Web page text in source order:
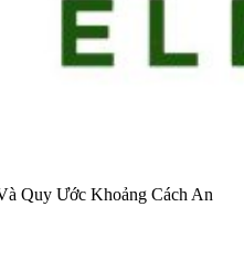
Quy Ước Khoảng Cách An